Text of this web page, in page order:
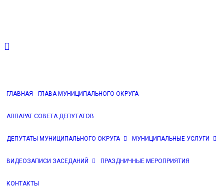
ГЛАВНАЯ ГЛАВА МУНИЦИПАЛЬНОГО ОКРУГА
АППАРАТ СОВЕТА ДЕПУТАТОВ
ДЕПУТАТЫ МУНИЦИПАЛЬНОГО ОКРУГА МУНИЦИПАЛЬНЫЕ УСЛУГИ
ВИДЕОЗАПИСИ ЗАСЕДАНИЙ ПРАЗДНИЧНЫЕ МЕРОПРИЯТИЯ
КОНТАКТЫ